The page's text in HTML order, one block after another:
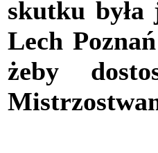
skutku była
Lech
żeby